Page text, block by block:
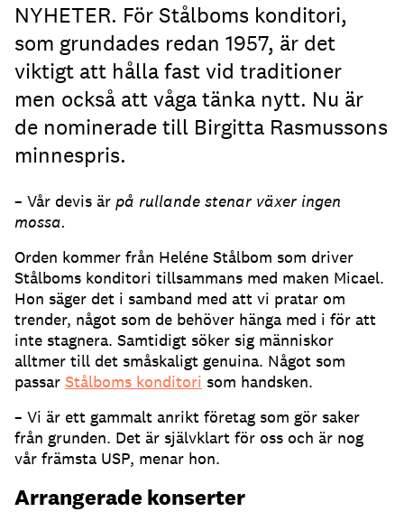
NYHETER. För Stålboms konditori,
som grundades redan 1957, är det
viktigt att hålla fast vid traditioner
men också att våga tänka nytt. Nu är
de nominerade till Birgitta Rasmussons
minnespris.
– Vår devis är på rullande stenar växer ingen
mossa.
Orden kommer från Heléne Stålbom som driver
Stålboms konditori tillsammans med maken Micael.
Hon säger det i samband med att vi pratar om
trender, något som de behöver hänga med i för att
inte stagnera. Samtidigt söker sig människor
alltmer till det småskaligt genuina. Något som
passar Stålboms konditori som handsken.
– Vi är ett gammalt anrikt företag som gör saker
från grunden. Det är självklart för oss och är nog
vår främsta USP, menar hon.
Arrangerade konserter